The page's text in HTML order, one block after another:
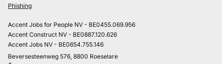
Phishing
Accent Jobs for People NV - BE0455.069.956
Accent Construct NV - BE0887.120.626
Accent Jobs NV - BE0654.755.146
Beversesteenweg 576, 8800 Roeselare